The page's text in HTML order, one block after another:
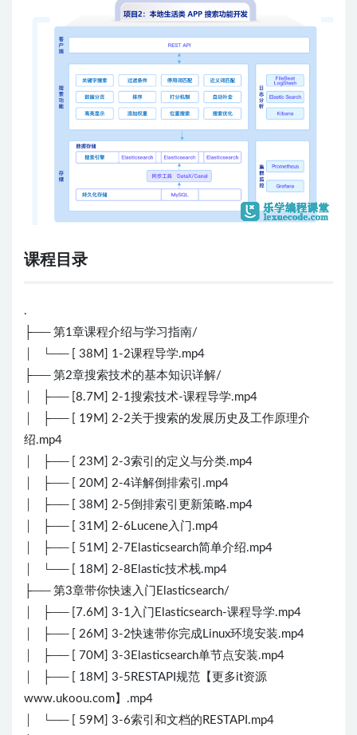
课程目录
.
├── 第1章课程介绍与学习指南/
│ └── [ 38M] 1-2课程导学.mp4
├── 第2章搜索技术的基本知识详解/
│ ├── [8.7M] 2-1搜索技术-课程导学.mp4
│ ├── [ 19M] 2-2关于搜索的发展历史及工作原理介
绍.mp4
│ ├── [ 23M] 2-3索引的定义与分类.mp4
│ ├── [ 20M] 2-4详解倒排索引.mp4
│ ├── [ 38M] 2-5倒排索引更新策略.mp4
│ ├── [ 31M] 2-6Lucene入门.mp4
│ ├── [ 51M] 2-7Elasticsearch简单介绍.mp4
│ └── [ 18M] 2-8Elastic技术栈.mp4
├── 第3章带你快速入门Elasticsearch/
│ ├── [7.6M] 3-1入门Elasticsearch-课程导学.mp4
│ ├── [ 26M] 3-2快速带你完成Linux环境安装.mp4
│ ├── [ 70M] 3-3Elasticsearch单节点安装.mp4
│ ├── [ 18M] 3-5RESTAPI规范【更多it资源
www.ukoou.com】.mp4
│ └── [ 59M] 3-6索引和文档的RESTAPI.mp4